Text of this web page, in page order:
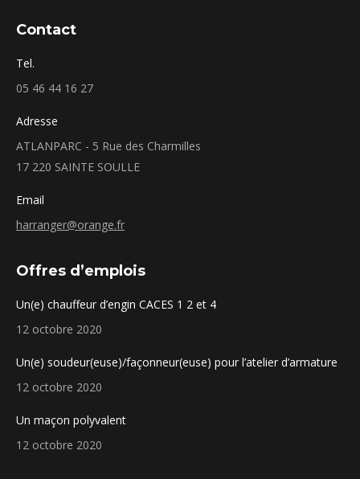
Contact
Tel.
05 46 44 16 27
Adresse
ATLANPARC - 5 Rue des Charmilles
17 220 SAINTE SOULLE
Email
harranger@orange.fr
Offres d’emplois
Un(e) chauffeur d’engin CACES 1 2 et 4
12 octobre 2020
Un(e) soudeur(euse)/façonneur(euse) pour l’atelier d’armature
12 octobre 2020
Un maçon polyvalent
12 octobre 2020